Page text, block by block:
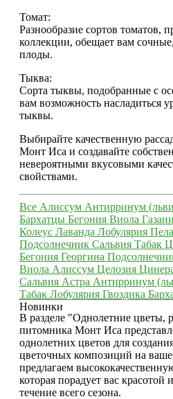
Томат:
Разнообразие сортов томатов,
коллекции, обещает вам
плоды.
Тыква:
Сорта тыквы, подобранные с
вам возможность насладиться
тыквы.
Выбирайте качественную
Монт Иса и создавайте
невероятными вкусовыми
свойствами.
Все Алиссум Антирринум
Бархатцы Бегония Виола
Колеус Лаванда Лобулярия
Подсолнечник Сальвия Табак
Бегония Георгина
Виола Алиссум Целозия
Сальвия Астра Антирринум
Табак Лобулярия Гвоздика
Новинки
В разделе "Однолетние цветы,
питомника Монт Иса
однолетних цветов для
цветочных композиций на
предлагаем
которая порадует вас красотой
течение всего сезона.